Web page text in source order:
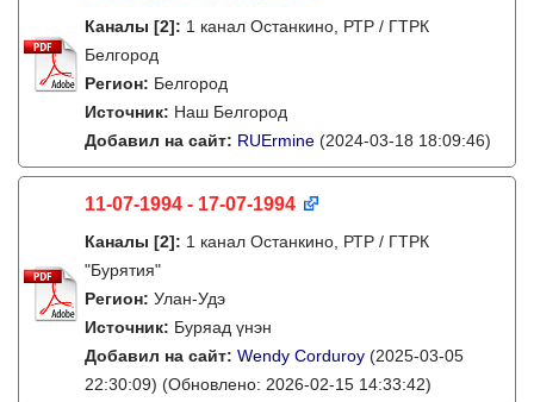
Каналы [2]: 1 канал Останкино, РТР / ГТРК
Белгород
Регион: Белгород
Источник: Наш Белгород
Добавил на сайт: RUErmine (2024-03-18 18:09:46)
11-07-1994 - 17-07-1994
Каналы [2]: 1 канал Останкино, РТР / ГТРК
"Бурятия"
Регион: Улан-Удэ
Источник: Буряад үнэн
Добавил на сайт: Wendy Corduroy (2025-03-05
22:30:09) (Обновлено: 2026-02-15 14:33:42)